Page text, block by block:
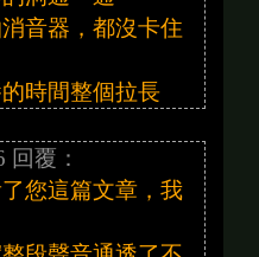
音器，都沒卡住
時間整個拉長
回覆：
您這篇文章，我